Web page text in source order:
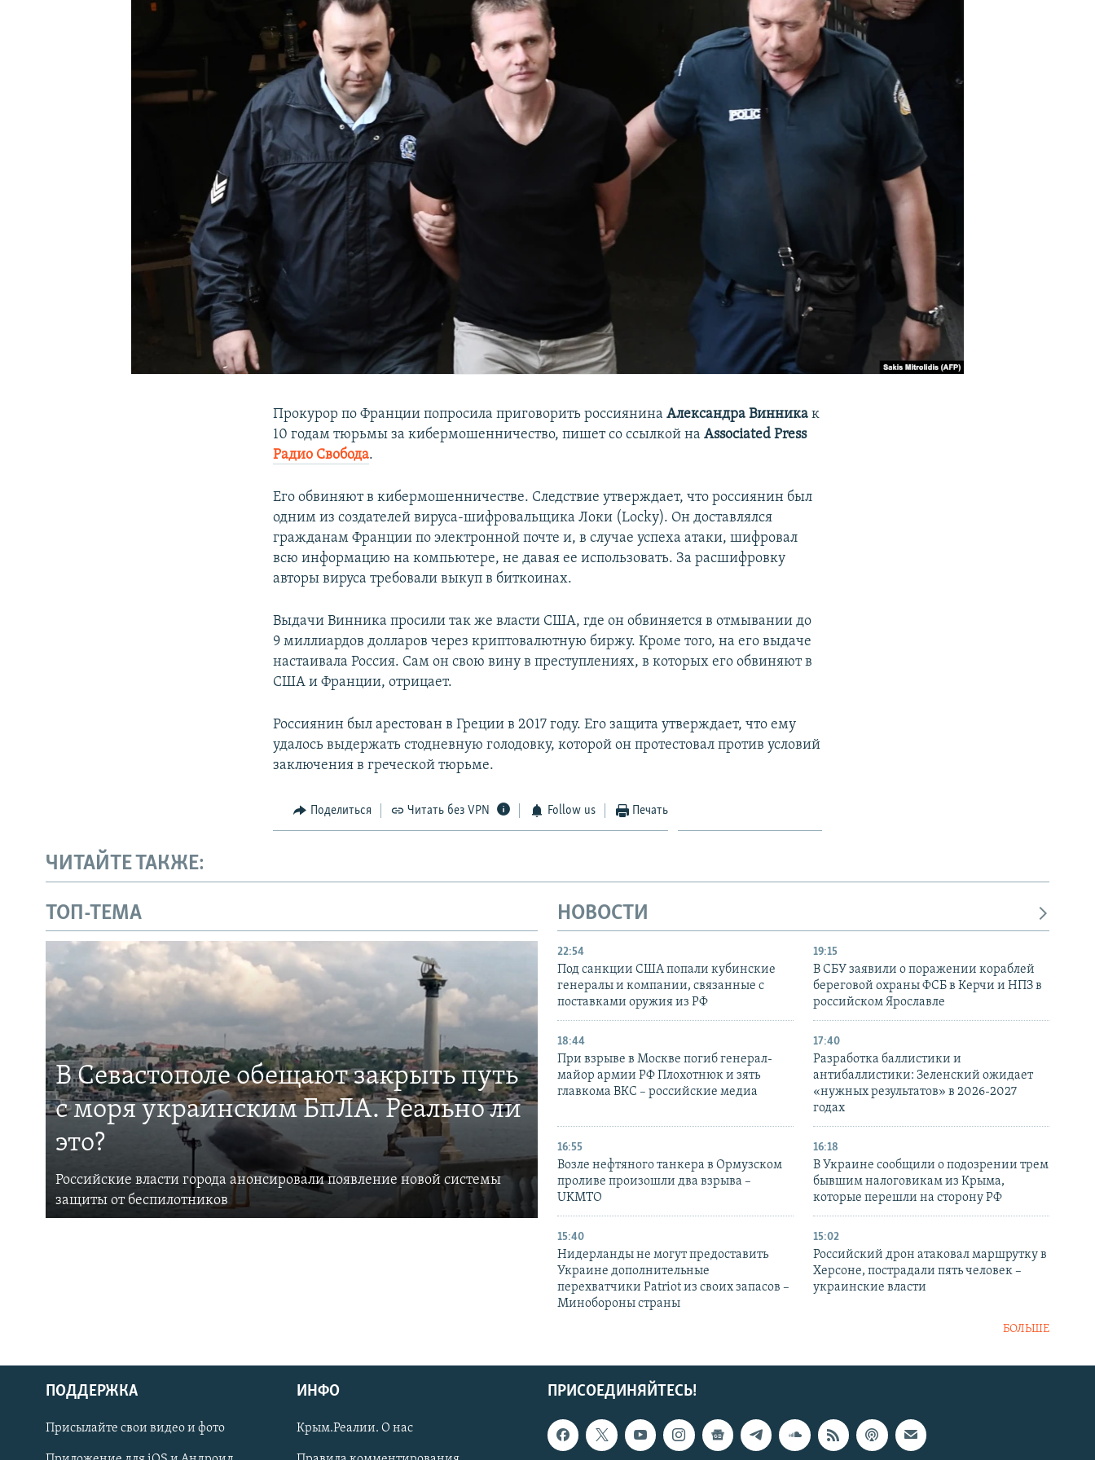
УКРАИНСКАЯ ПРОБЛЕМА КРЫМА
Українською
Qırımtatar
Прокурор по Франции попросила приговорить россиянинаАлександра Винника к
10 годам тюрьмы за кибермошенничество, пишет со ссылкой наAssociated Press
Радио Свобода.
Его обвиняют в кибермошенничестве. Следствие утверждает, что россиянин был
одним из создателей вируса-шифровальщика Локи (Locky). Он доставлялся
гражданам Франции по электронной почте и, в случае успеха атаки, шифровал
всю информацию на компьютере, не давая ее использовать. За расшифровку
авторы вируса требовали выкуп в биткоинах.
Выдачи Винника просили так же власти США, где он обвиняется в отмывании до
9 миллиардов долларов через криптовалютную биржу. Кроме того, на его выдаче
настаивала Россия. Сам он свою вину в преступлениях, в которых его обвиняют в
США и Франции, отрицает.
Россиянин был арестован в Греции в 2017 году. Его защита утверждает, что ему
удалось выдержать стодневную голодовку, которой он протестовал против условий
заключения в греческой тюрьме.
Поделиться Читать без VPN Follow us Печать
ЧИТАЙТЕ ТАКЖЕ:
ТОП-ТЕМА
В Севастополе обещают закрыть путь
с моря украинским БпЛА. Реально ли
это?
Российские власти города анонсировали появление новой системы
защиты от беспилотников
НОВОСТИ
22:54
Под санкции США попали кубинские
генералы и компании, связанные с
поставками оружия из РФ
19:15
В СБУ заявили о поражении кораблей
береговой охраны ФСБ в Керчи и НПЗ в
российском Ярославле
18:44
При взрыве в Москве погиб генерал-
майор армии РФ Плохотнюк и зять
главкома ВКС – российские медиа
17:40
Разработка баллистики и
антибаллистики: Зеленский ожидает
«нужных результатов» в 2026-2027
годах
16:55
Возле нефтяного танкера в Ормузском
проливе произошли два взрыва –
UKMTO
16:18
В Украине сообщили о подозрении трем
бывшим налоговикам из Крыма,
которые перешли на сторону РФ
15:40
Нидерланды не могут предоставить
Украине дополнительные
перехватчики Patriot из своих запасов –
Минобороны страны
15:02
Российский дрон атаковал маршрутку в
Херсоне, пострадали пять человек –
украинские власти
БОЛЬШЕ
ПРИСОЕДИНЯЙТЕСЬ!
ПОДДЕРЖКА
Присылайте свои видео и фото
ИНФО
Крым.Реалии. О нас